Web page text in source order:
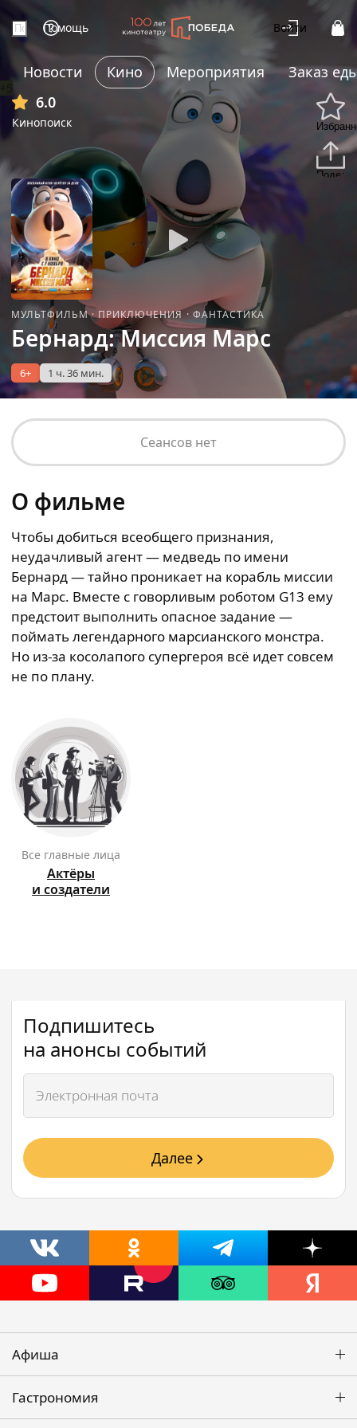
Помощь Войти
Новости Кино Мероприятия
Заказ
6.0
Кинопоиск
МУЛЬТФИЛЬМ·ПРИКЛЮЧЕНИЯ · ФАНТАСТИКА
Бернард: Миссия Марс
6+ 1 ч. 36 мин.
Сеансов нет
О фильме
Чтобы добиться всеобщего признания,
неудачливый агент — медведь по имени
Бернард — тайно проникает на корабль миссии
на Марс. Вместе с говорливым роботом G13 ему
предстоит выполнить опасное задание —
поймать легендарного марсианского монстра.
Но из-за косолапого супергероя всё идет совсем
не по плану.
Все главные лица
Актёры
и создатели
Подпишитесь
на анонсы событий
Далее
Афиша
Гастрономия